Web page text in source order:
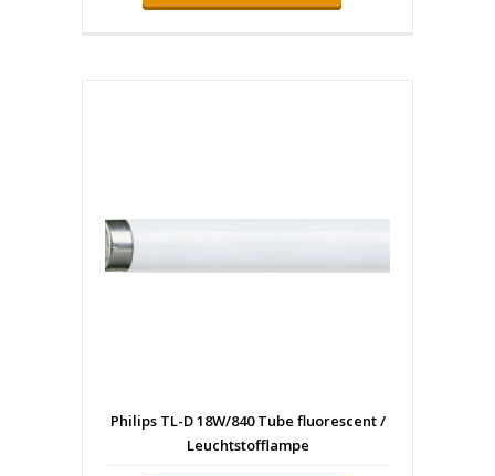
Philips TL-D 18W/840 Tube fluorescent /
Leuchtstofflampe